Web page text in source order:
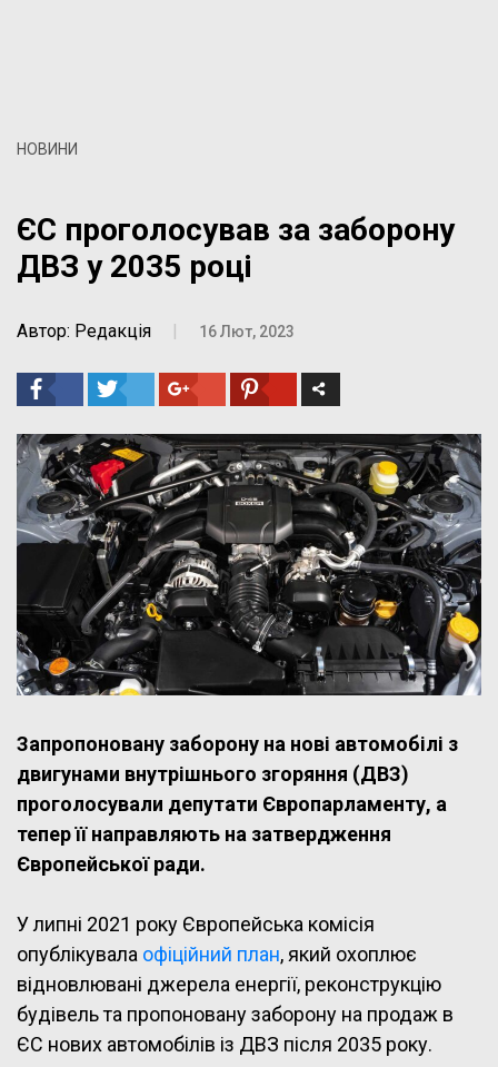
НОВИНИ
ЄС проголосував за заборону
ДВЗ у 2035 році
Автор: Редакція | 16 Лют, 2023
Запропоновану заборону на нові автомобілі з
двигунами внутрішнього згоряння (ДВЗ)
проголосували депутати Європарламенту, а
тепер її направляють на затвердження
Європейської ради.
У липні 2021 року Європейська комісія
опублікувала офіційний план, який охоплює
відновлювані джерела енергії, реконструкцію
будівель та пропоновану заборону на продаж в
ЄС нових автомобілів із ДВЗ після 2035 року.